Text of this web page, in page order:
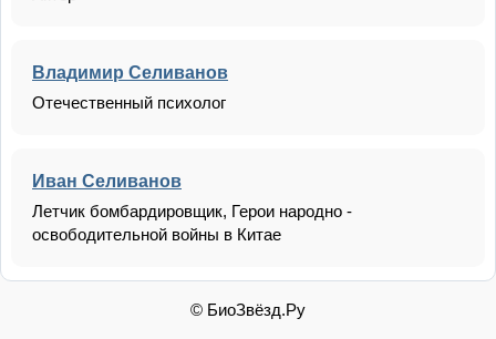
Владимир Селиванов
Отечественный психолог
Иван Селиванов
Летчик бомбардировщик, Герои народно -
освободительной войны в Китае
© БиоЗвёзд.Ру